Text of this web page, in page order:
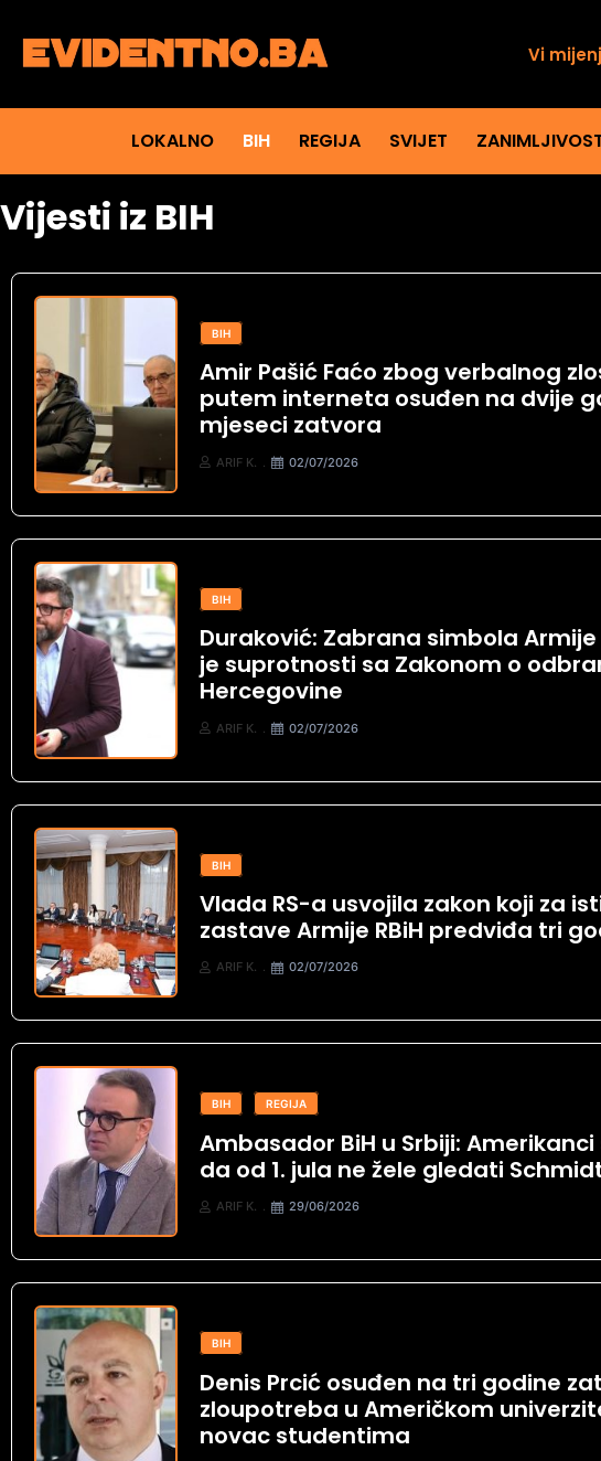
Vi
LOKALNO BIH REGIJA SVIJET
Vijesti iz BIH
BIH
Amir Pašić Faćo zbog verbalnog
putem interneta osuđen na dvije
mjeseci zatvora
ARIF K. 02/07/2026
BIH
Duraković: Zabrana simbola Armije
je suprotnosti sa Zakonom o
Hercegovine
ARIF K. 02/07/2026
BIH
Vlada RS-a usvojila zakon koji za
zastave Armije RBiH predviđa tri
ARIF K. 02/07/2026
BIH REGIJA
Ambasador BiH u Srbiji:
da od 1. jula ne žele gledati
ARIF K. 29/06/2026
BIH
Denis Prcić osuđen na tri godine
zloupotreba u Američkom
novac studentima